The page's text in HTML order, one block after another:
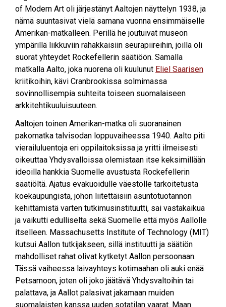
of Modern Art oli järjestänyt Aaltojen näyttelyn 1938, ja
nämä suuntasivat vielä samana vuonna ensimmäiselle
Amerikan-matkalleen. Perillä he joutuivat museon
ympärillä liikkuviin rahakkaisiin seurapiireihin, joilla oli
suorat yhteydet Rockefellerin säätiöön. Samalla
matkalla Aalto, joka nuorena oli kuulunut Eliel Saarisen
kriitikoihin, kävi Cranbrookissa solmimassa
sovinnollisempia suhteita toiseen suomalaiseen
arkkitehtikuuluisuuteen.
Aaltojen toinen Amerikan-matka oli suoranainen
pakomatka talvisodan loppuvaiheessa 1940. Aalto piti
vierailuluentoja eri oppilaitoksissa ja yritti ilmeisesti
oikeuttaa Yhdysvalloissa olemistaan itse keksimillään
ideoilla hankkia Suomelle avustusta Rockefellerin
säätiöltä. Ajatus evakuoidulle väestölle tarkoitetusta
koekaupungista, johon liitettäisiin asuntotuotannon
kehittämistä varten tutkimusinstituutti, sai vastakaikua
ja vaikutti edulliselta sekä Suomelle että myös Aallolle
itselleen. Massachusetts Institute of Technology (MIT)
kutsui Aallon tutkijakseen, sillä instituutti ja säätiön
mahdolliset rahat olivat kytketyt Aallon persoonaan.
Tässä vaiheessa laivayhteys kotimaahan oli auki enää
Petsamoon, joten oli joko jäätävä Yhdysvaltoihin tai
palattava, ja Aallot palasivat jakamaan muiden
suomalaisten kanssa uuden sotatilan vaarat. Maan